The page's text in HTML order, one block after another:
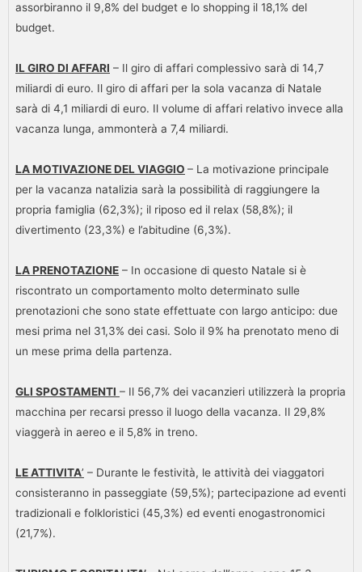
assorbiranno il 9,8% del budget e lo shopping il 18,1% del
budget.
IL GIRO DI AFFARI – Il giro di affari complessivo sarà di 14,7
miliardi di euro. Il giro di affari per la sola vacanza di Natale
sarà di 4,1 miliardi di euro. Il volume di affari relativo invece alla
vacanza lunga, ammonterà a 7,4 miliardi.
LA MOTIVAZIONE DEL VIAGGIO – La motivazione principale
per la vacanza natalizia sarà la possibilità di raggiungere la
propria famiglia (62,3%); il riposo ed il relax (58,8%); il
divertimento (23,3%) e l’abitudine (6,3%).
LA PRENOTAZIONE – In occasione di questo Natale si è
riscontrato un comportamento molto determinato sulle
prenotazioni che sono state effettuate con largo anticipo: due
mesi prima nel 31,3% dei casi. Solo il 9% ha prenotato meno di
un mese prima della partenza.
GLI SPOSTAMENTI – Il 56,7% dei vacanzieri utilizzerà la propria
macchina per recarsi presso il luogo della vacanza. Il 29,8%
viaggerà in aereo e il 5,8% in treno.
LE ATTIVITA’ – Durante le festività, le attività dei viaggatori
consisteranno in passeggiate (59,5%); partecipazione ad eventi
tradizionali e folkloristici (45,3%) ed eventi enogastronomici
(21,7%).